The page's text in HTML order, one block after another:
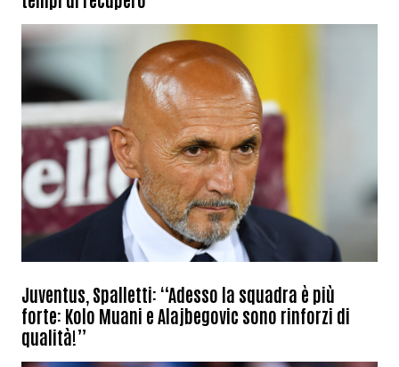
Juventus, Spalletti: “Adesso la squadra è più
forte: Kolo Muani e Alajbegovic sono rinforzi di
qualità!”